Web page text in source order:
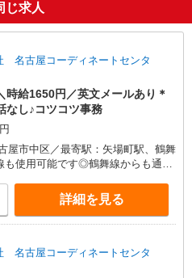
じ求人
名古屋コーディネートセンタ
給1650円／英文メールあり＊
なし♪コツコツ事務
屋市中区／最寄駅：矢場町駅、鶴舞
使用可能です◎鶴舞線からも通勤
詳細を見る
名古屋コーディネートセンタ